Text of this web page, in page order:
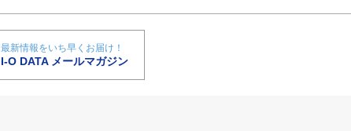
最新情報をいち早くお届け！
I-O DATA メールマガジン